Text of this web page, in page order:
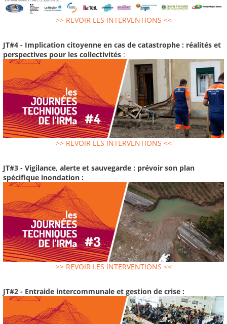
>> REVOIR LES INTERVENTIONS <<
JT#4 - Implication citoyenne en cas de catastrophe : réalités et
perspectives pour les collectivités :
>> REVOIR LES INTERVENTIONS <<
JT#3 - Vigilance, alerte et sauvegarde : prévoir son plan
spécifique inondation :
>> REVOIR LES INTERVENTIONS <<
JT#2 - Entraide intercommunale et gestion de crise :